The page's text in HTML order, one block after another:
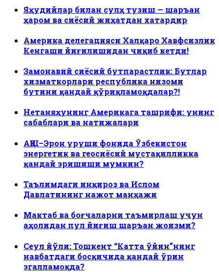
Яҳудийлар билан сулҳ тузиш — шаръан
ҳаром ва сиёсий жиҳатдан хатардир
Америка делегацияси Халқаро Хавфсизлик
Кенгаши йиғилишидан чиқиб кетди!
Замонавий сиёсий бутпарастлик: Бутлар
хизматкорлари республика низоми
бутини қандай қўриқламоқдалар?!
Нетаняҳунинг Америкага ташрифи: унинг
сабаблари ва натижалари
АҚШ–Эрон уруши фонида Ўзбекистон
энергетик ва геосиёсий мустақилликка
қандай эришиши мумкин?
Таълимдаги инқироз ва Ислом
Давлатининг нажот манҳажи
Мактаб ва боғчаларни таъмирлаш учун
аҳолидан пул йиғиш шаръан жоизми?
Сеул йўли: Тошкент “Катта ўйин”нинг
навбатдаги босқичида қандай ўрин
эгалламоқда?